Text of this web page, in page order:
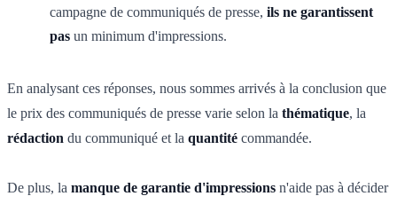
campagne de communiqués de presse, ils ne garantissent
pas un minimum d'impressions.
En analysant ces réponses, nous sommes arrivés à la conclusion que
le prix des communiqués de presse varie selon la thématique, la
rédaction du communiqué et la quantité commandée.
De plus, la manque de garantie d'impressions n'aide pas à décider